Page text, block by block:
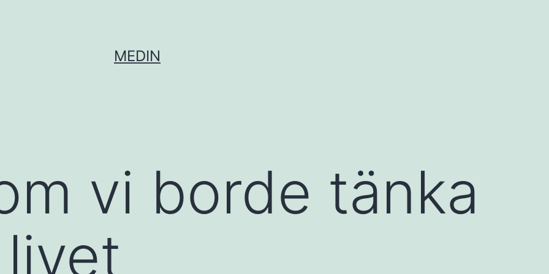
MEDIN
vi borde tänka